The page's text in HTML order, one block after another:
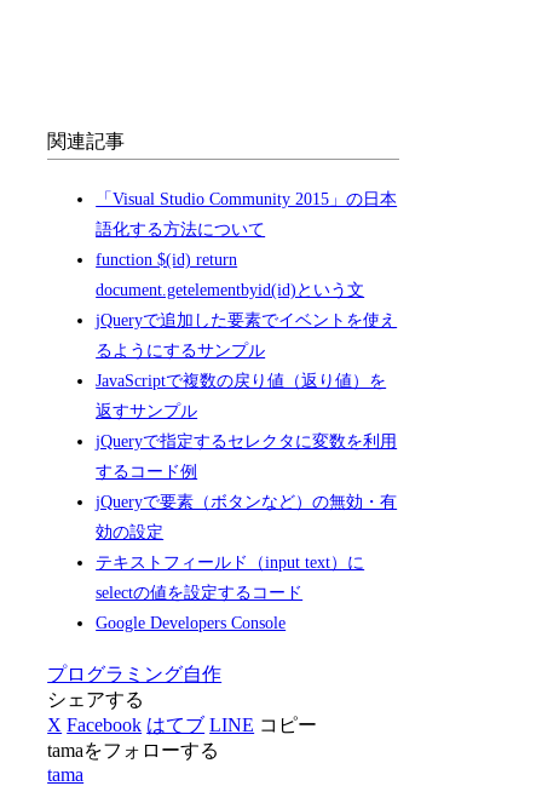
関連記事
「Visual Studio Community 2015」の日本
語化する方法について
function $(id) return
document.getelementbyid(id)という文
jQueryで追加した要素でイベントを使え
るようにするサンプル
JavaScriptで複数の戻り値（返り値）を
返すサンプル
jQueryで指定するセレクタに変数を利用
するコード例
jQueryで要素（ボタンなど）の無効・有
効の設定
テキストフィールド（input text）に
selectの値を設定するコード
Google Developers Console
プログラミング自作
シェアする
X Facebook はてブ LINE コピー
tamaをフォローする
tama